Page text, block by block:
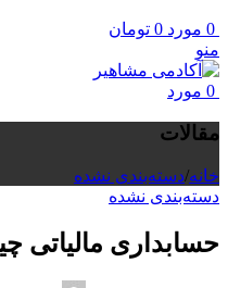
0 مورد 0 تومان
منو
0 مورد
مقالات
خانه/دسته‌بندی نشده
دسته‌بندی نشده
حسابداری مالیاتی